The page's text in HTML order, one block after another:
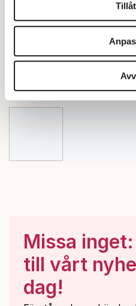
Vi använder
för sociala medier och
vidarebefordrar även
information från din enhet till
annons- och analysföretag
kan du göra det
Missa
till vårt
dag!